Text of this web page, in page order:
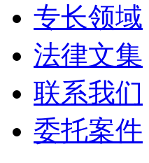
专长领域
法律文集
联系我们
委托案件